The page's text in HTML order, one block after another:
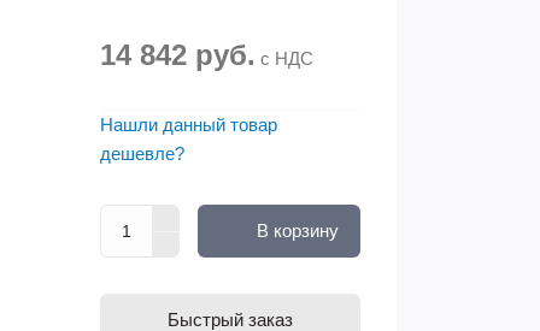
14 842 руб. с НДС
Нашли данный товар
дешевле?
В корзину
Быстрый заказ